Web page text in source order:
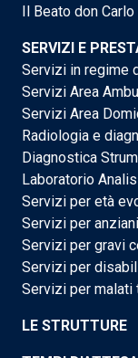
Il Beato don
SERVIZI E
Servizi in regime
Servizi Area
Servizi Area
Radiologia e
Diagnostica
Laboratorio
Servizi per età
Servizi per anziani
Servizi per gravi
Servizi per
Servizi per malati
LE STRUTTURE